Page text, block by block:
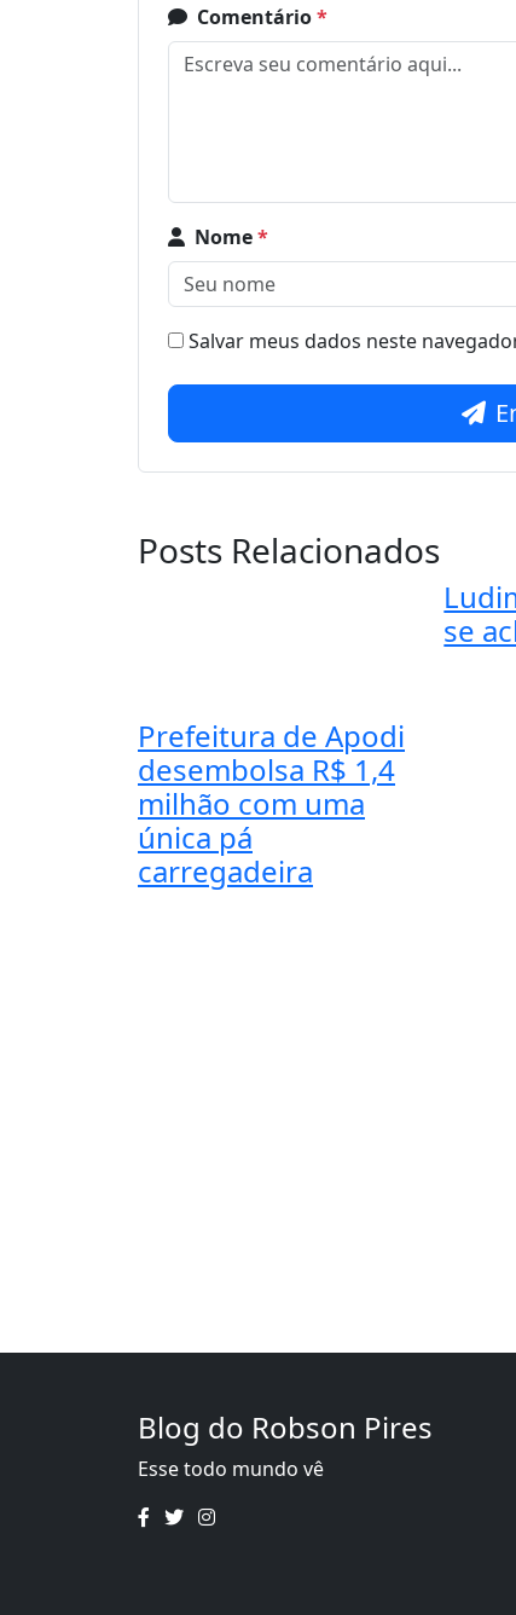
Comentário*
Nome*
Salvar meus dados neste
Posts Relacionados
Prefeitura de Apodi
desembolsa R$ 1,4
milhão com uma
única pá
carregadeira
se
Blog do Robson Pires
Esse todo mundo vê